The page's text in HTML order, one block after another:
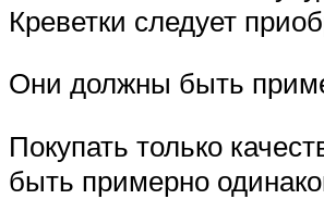
Креветки следует
Они должны быть
Покупать только
быть примерно